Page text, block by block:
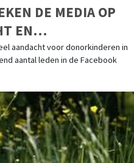
DE MEDIA OP
EN
aandacht voor donorkinderen in
aantal leden in de Facebook